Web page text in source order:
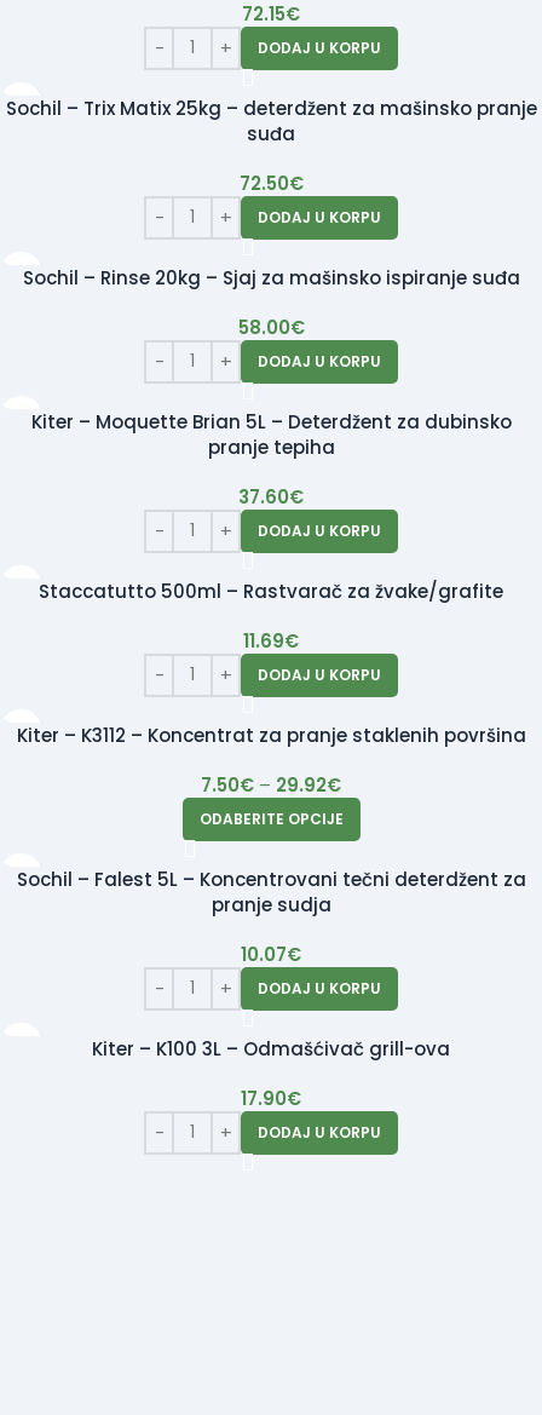
72.15€
DODAJ U KORPU
Sochil – Trix Matix 25kg – deterdžent za mašinsko pranje
suđa
72.50€
DODAJ U KORPU
Sochil – Rinse 20kg – Sjaj za mašinsko ispiranje suđa
58.00€
DODAJ U KORPU
Kiter – Moquette Brian 5L – Deterdžent za dubinsko
pranje tepiha
37.60€
DODAJ U KORPU
Staccatutto 500ml – Rastvarač za žvake/grafite
11.69€
DODAJ U KORPU
Kiter – K3112 – Koncentrat za pranje staklenih površina
7.50€ – 29.92€
ODABERITE OPCIJE
Sochil – Falest 5L – Koncentrovani tečni deterdžent za
pranje sudja
10.07€
DODAJ U KORPU
Kiter – K100 3L – Odmašćivač grill-ova
17.90€
DODAJ U KORPU